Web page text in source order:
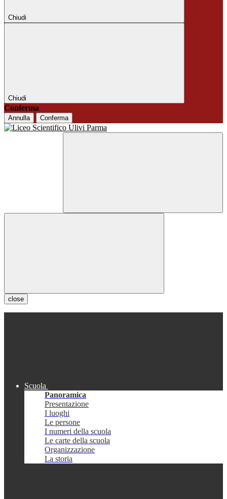
Chiudi
Chiudi
Conferma
Annulla Conferma
close
Scuola
Panoramica
Presentazione
I luoghi
Le persone
I numeri della scuola
Le carte della scuola
Organizzazione
La storia